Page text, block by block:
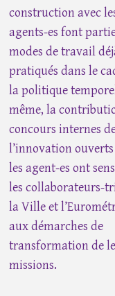
construction avec
agents-es font
modes de travail
pratiqués dans le
la politique
même, la
concours internes
l’innovation
les agent-es ont
les collaborateurs-
la Ville et
aux démarches de
transformation de
missions.